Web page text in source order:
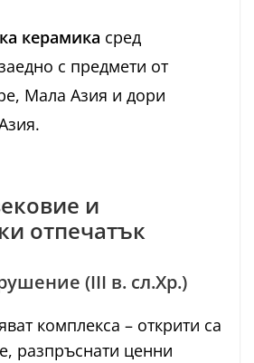
керамика сред
с предмети от
Мала Азия и дори
и
отпечатък
(III в. сл.Хр.)
комплекса – открити са
разпръснати ценни